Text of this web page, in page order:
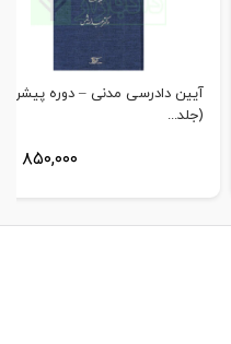
آیین دادرسی مدنی – دوره
(جلد...
۸۵۰,۰۰۰